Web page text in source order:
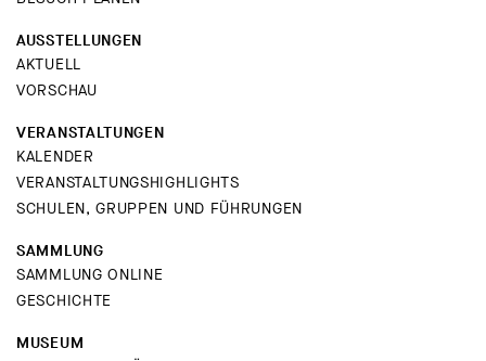
AUSSTELLUNGEN
AKTUELL
VORSCHAU
VERANSTALTUNGEN
KALENDER
VERANSTALTUNGSHIGHLIGHTS
SCHULEN, GRUPPEN UND FÜHRUNGEN
SAMMLUNG
SAMMLUNG ONLINE
GESCHICHTE
MUSEUM